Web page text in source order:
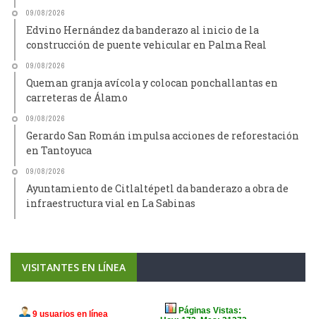
09/08/2026
Edvino Hernández da banderazo al inicio de la
construcción de puente vehicular en Palma Real
09/08/2026
Queman granja avícola y colocan ponchallantas en
carreteras de Álamo
09/08/2026
Gerardo San Román impulsa acciones de reforestación
en Tantoyuca
09/08/2026
Ayuntamiento de Citlaltépetl da banderazo a obra de
infraestructura vial en La Sabinas
VISITANTES EN LÍNEA